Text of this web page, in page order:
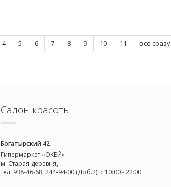
4 5 6 7 8 9 10 11 все сразу
Салон красоты
Богатырский 42
Гипермаркет «ОКЕЙ»
м. Старая деревня,
тел. 938-46-68, 244-94-00 (Доб.2), c 10:00 - 22:00